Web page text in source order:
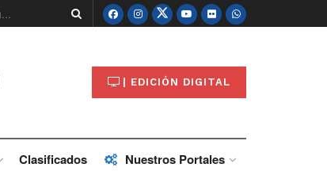
| EDICIÓN DIGITAL
Clasificados Nuestros Portales